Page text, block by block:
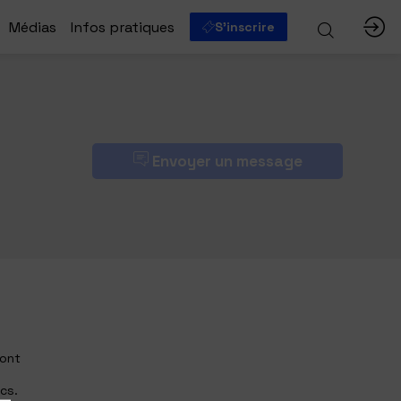
Médias Infos pratiques S'inscrire
Envoyer un message